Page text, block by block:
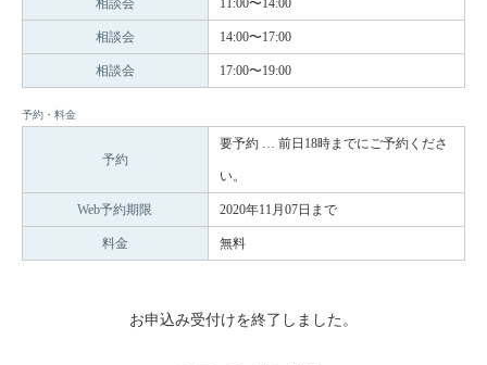
相談会 11:00〜14:00
相談会 14:00〜17:00
相談会 17:00〜19:00
予約・料金
予約
要予約 … 前日18時までにご予約くださ
い。
Web予約期限 2020年11月07日まで
料金 無料
お申込み受付けを終了しました。